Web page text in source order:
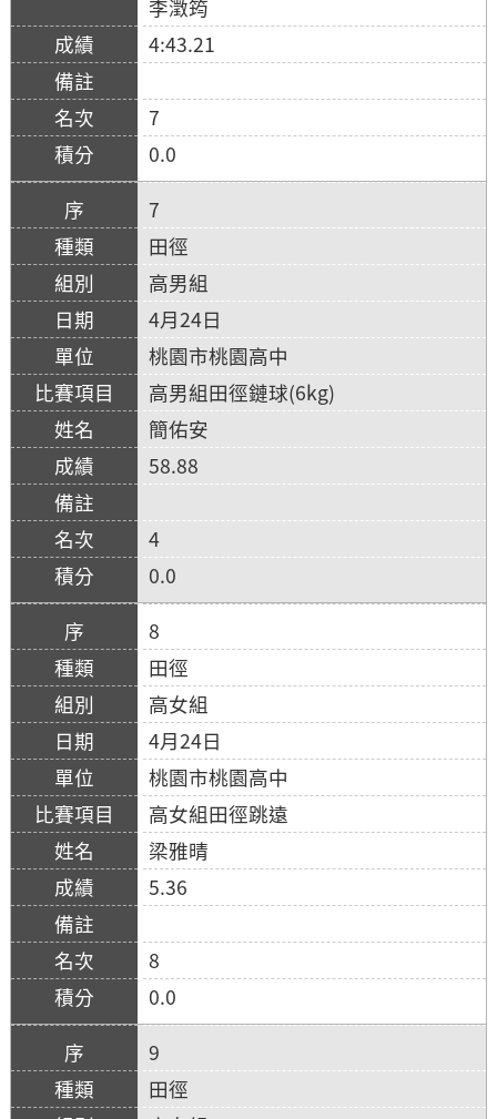
李澂筠
4:43.21
7
0.0
7
田徑
高男組
4月24日
桃園市桃園高中
高男組田徑鏈球(6kg)
簡佑安
58.88
4
0.0
8
田徑
高女組
4月24日
桃園市桃園高中
高女組田徑跳遠
梁雅晴
5.36
8
0.0
9
田徑